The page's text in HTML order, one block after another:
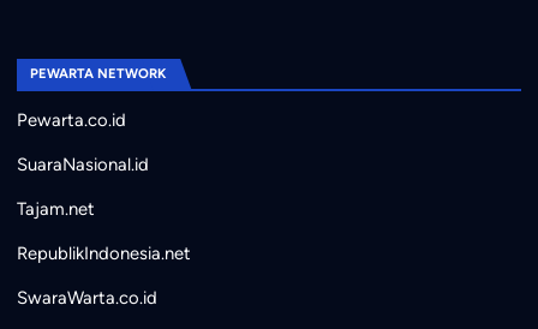
PEWARTA NETWORK
Pewarta.co.id
SuaraNasional.id
Tajam.net
RepublikIndonesia.net
SwaraWarta.co.id